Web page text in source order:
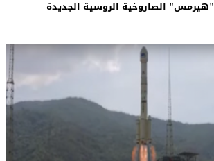
الصاروخية الروسية الجديدة